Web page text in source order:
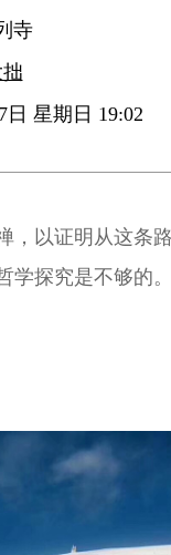
寺
日 星期日 19:02
，以证明从这条
学探究是不够的